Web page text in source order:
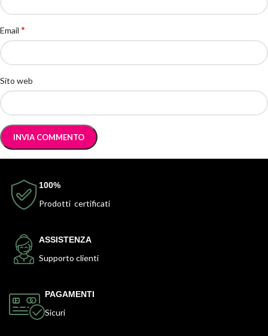
Email *
Sito web
100%
Prodotti certificati
ASSISTENZA
Supporto clienti
PAGAMENTI
Sicuri